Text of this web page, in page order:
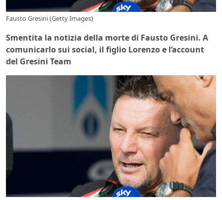
Fausto Gresini (Getty Images)
Smentita la notizia della morte di Fausto Gresini. A
comunicarlo sui social, il figlio Lorenzo e l’account
del Gresini Team